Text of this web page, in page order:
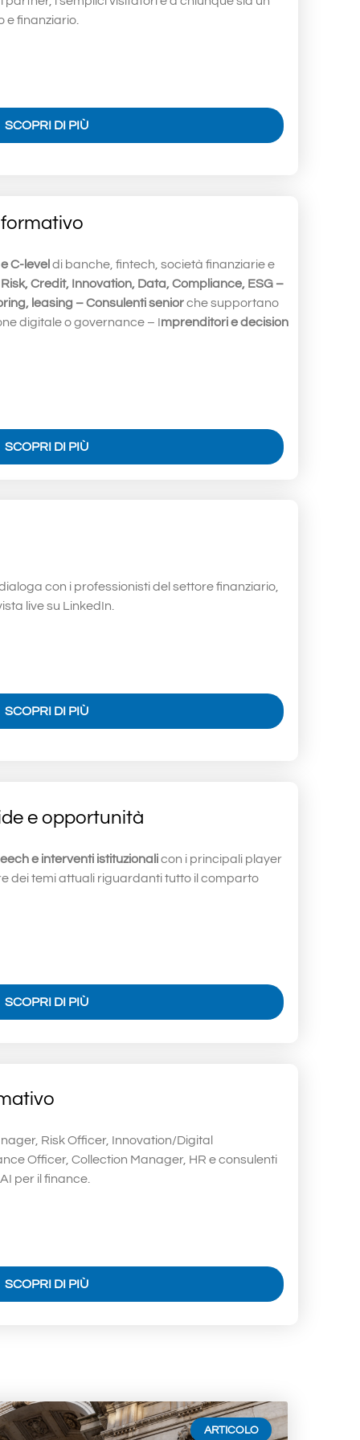
finanziario.
SCOPRI DI PIÙ
formativo
C-level di banche, fintech, società finanziarie e
Credit, Innovation, Data, Compliance, ESG –
leasing – Consulenti seniorche supportano
digitale o governance – Imprenditori e decision
SCOPRI DI PIÙ
con i professionisti del settore finanziario,
live su LinkedIn.
SCOPRI DI PIÙ
e opportunità
e interventi istituzionalicon i principali player
dei temi attuali riguardanti tutto il comparto
SCOPRI DI PIÙ
Risk Officer, Innovation/Digital
Officer, Collection Manager, HR e consulenti
per il finance.
SCOPRI DI PIÙ
ARTICOLO